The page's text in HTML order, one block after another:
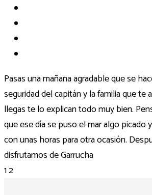
Pasas una mañana agradable que se
seguridad del capitán y la familia que te
llegas te lo explican todo muy bien.
que ese día se puso el mar algo picado
con unas horas para otra ocasión.
disfrutamos de Garrucha
12